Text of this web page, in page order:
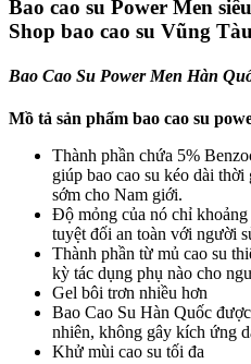
Bao cao su Power Men
Shop bao cao su Vũng Tàu
Bao Cao Su Power Men Hàn
Mồ tả sản phẩm bao cao su
Thành phần chứa 5%
giúp bao cao su kéo dài
sớm cho Nam giới.
Độ mỏng của nó chỉ
tuyệt đối an toàn với người
Thành phần từ mủ cao su
kỳ tác dụng phụ nào cho
Gel bôi trơn nhiều hơn
Bao Cao Su Hàn Quốc
nhiên, không gây kích ứng
Khử mùi cao su tối đa